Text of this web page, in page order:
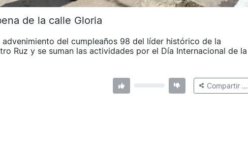
de la calle Gloria
del cumpleaños 98 del líder histórico de la
Ruz y se suman las actividades por el Día Internacional de la
Compartir …